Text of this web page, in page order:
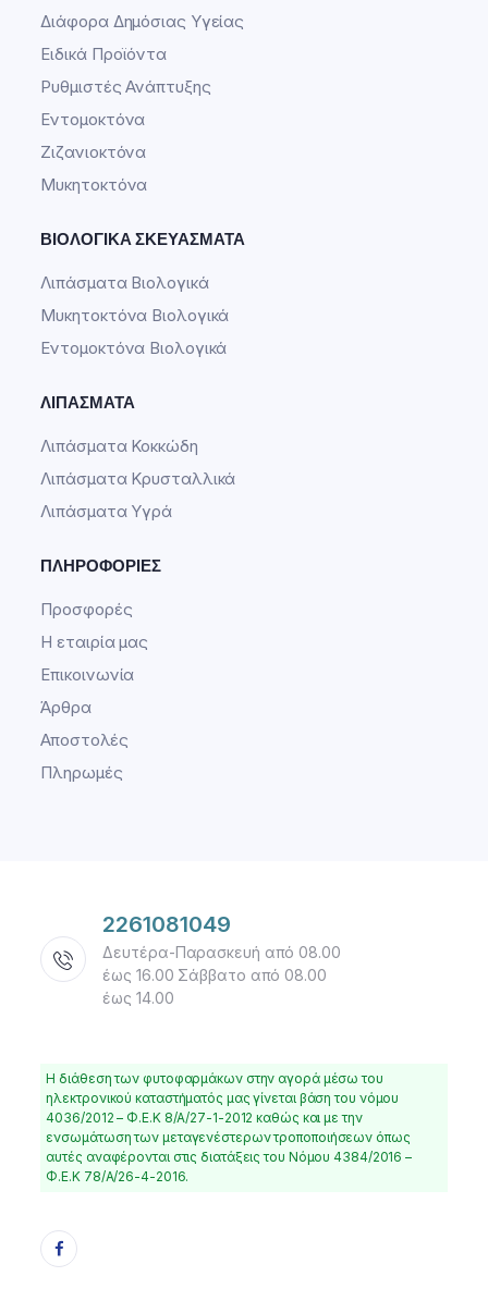
Διάφορα Δημόσιας Υγείας
Ειδικά Προϊόντα
Ρυθμιστές Ανάπτυξης
Εντομοκτόνα
Ζιζανιοκτόνα
Μυκητοκτόνα
ΒΙΟΛΟΓΙΚΆ ΣΚΕΥΆΣΜΑΤΑ
Λιπάσματα Βιολογικά
Μυκητοκτόνα Βιολογικά
Εντομοκτόνα Βιολογικά
ΛΙΠΆΣΜΑΤΑ
Λιπάσματα Κοκκώδη
Λιπάσματα Κρυσταλλικά
Λιπάσματα Υγρά
ΠΛΗΡΟΦΟΡΊΕΣ
Προσφορές
Η εταιρία μας
Επικοινωνία
Άρθρα
Αποστολές
Πληρωμές
2261081049
Δευτέρα-Παρασκευή από 08.00
έως 16.00 Σάββατο από 08.00
έως 14.00
Η διάθεση των φυτοφαρμάκων στην αγορά μέσω του
ηλεκτρονικού καταστήματός μας γίνεται βάση του νόμου
4036/2012 – Φ.Ε.Κ 8/Α/27-1-2012 καθώς και με την
ενσωμάτωση των μεταγενέστερων τροποποιήσεων όπως
αυτές αναφέρονται στις διατάξεις του Νόμου 4384/2016 –
Φ.Ε.Κ 78/Α/26-4-2016.